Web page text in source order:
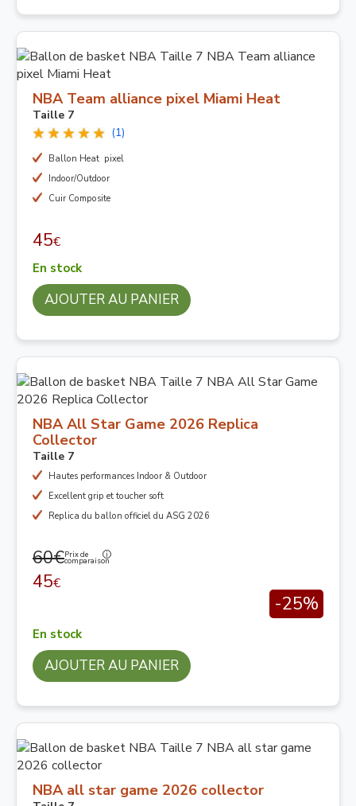
NBA Team alliance pixel Miami Heat
Taille 7
(1)
Ballon Heat pixel
Indoor/Outdoor
Cuir Composite
45€
En stock
AJOUTER AU PANIER
NBA All Star Game 2026 Replica
Collector
Taille 7
Hautes performances Indoor & Outdoor
Excellent grip et toucher soft
Replica du ballon officiel du ASG 2026
60€Prix de
comparaison
45€
-25%
En stock
AJOUTER AU PANIER
NBA all star game 2026 collector